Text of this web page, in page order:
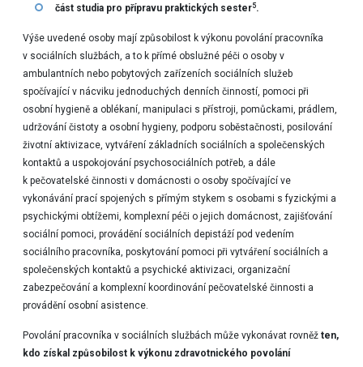
část studia pro přípravu praktických sester5.
Výše uvedené osoby mají způsobilost k výkonu povolání pracovníka
v sociálních službách, a to k přímé obslužné péči o osoby v
ambulantních nebo pobytových zařízeních sociálních služeb
spočívající v nácviku jednoduchých denních činností, pomoci při
osobní hygieně a oblékaní, manipulaci s přístroji, pomůckami, prádlem,
udržování čistoty a osobní hygieny, podporu soběstačnosti, posilování
životní aktivizace, vytváření základních sociálních a společenských
kontaktů a uspokojování psychosociálních potřeb, a dále
k pečovatelské činnosti v domácnosti o osoby spočívající ve
vykonávání prací spojených s přímým stykem s osobami s fyzickými a
psychickými obtížemi, komplexní péči o jejich domácnost, zajišťování
sociální pomoci, provádění sociálních depistáží pod vedením
sociálního pracovníka, poskytování pomoci při vytváření sociálních a
společenských kontaktů a psychické aktivizaci, organizační
zabezpečování a komplexní koordinování pečovatelské činnosti a
provádění osobní asistence.
Povolání pracovníka v sociálních službách může vykonávat rovněžten,
kdo získal způsobilost k výkonu zdravotnického povolání